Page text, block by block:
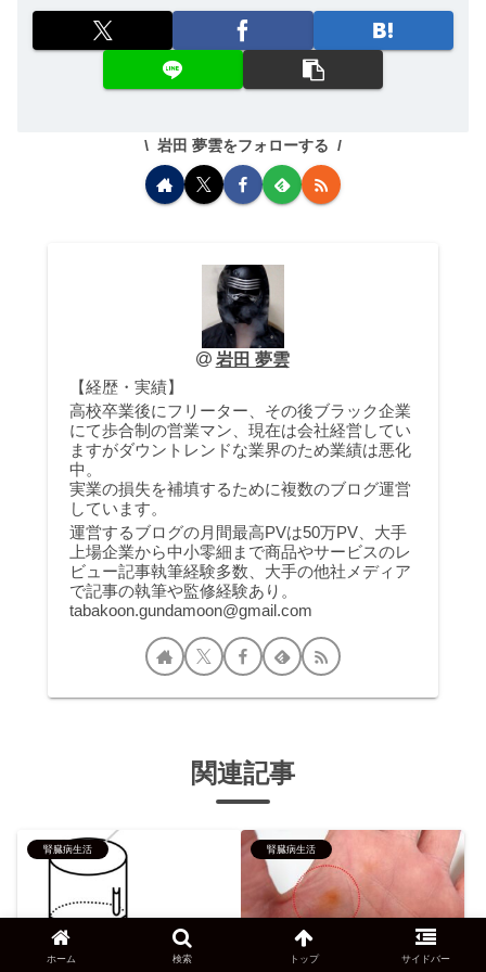
岩田 夢雲をフォローする
岩田 夢雲
【経歴・実績】
高校卒業後にフリーター、その後ブラック企業
にて歩合制の営業マン、現在は会社経営してい
ますがダウントレンドな業界のため業績は悪化
中。
実業の損失を補填するために複数のブログ運営
しています。
運営するブログの月間最高PVは50万PV、大手
上場企業から中小零細まで商品やサービスのレ
ビュー記事執筆経験多数、大手の他社メディア
で記事の執筆や監修経験あり。
tabakoon.gundamoon@gmail.com
関連記事
腎臓病生活 腎臓病生活
ホーム 検索 トップ サイドバー